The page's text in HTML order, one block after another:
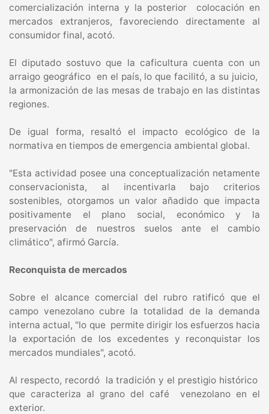
comercialización interna y la posterior colocación en
mercados extranjeros, favoreciendo directamente al
consumidor final, acotó.
El diputado sostuvo que la caficultura cuenta con un
arraigo geográfico en el país, lo que facilitó, a su juicio,
la armonización de las mesas de trabajo en las distintas
regiones.
De igual forma, resaltó el impacto ecológico de la
normativa en tiempos de emergencia ambiental global.
"Esta actividad posee una conceptualización netamente
conservacionista, al incentivarla bajo criterios
sostenibles, otorgamos un valor añadido que impacta
positivamente el plano social, económico y la
preservación de nuestros suelos ante el cambio
climático", afirmó García.
Reconquista de mercados
Sobre el alcance comercial del rubro ratificó que el
campo venezolano cubre la totalidad de la demanda
interna actual, "lo que permite dirigir los esfuerzos hacia
la exportación de los excedentes y reconquistar los
mercados mundiales", acotó.
Al respecto, recordó la tradición y el prestigio histórico
que caracteriza al grano del café venezolano en el
exterior.